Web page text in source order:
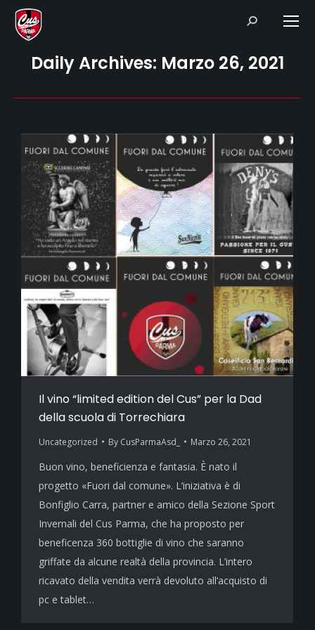
Search:
Daily Archives: Marzo 26, 2021
Il vino “limited edition del Cus” per la Dad
della scuola di Torrechiara
Uncategorized By CusParmaAsd_ Marzo 26, 2021
Buon vino, beneficienza e fantasia. È nato il
progetto «Fuori dal comune». L’iniziativa è di
Bonfiglio Carra, partner e amico della Sezione Sport
Invernali del Cus Parma, che ha proposto per
beneficenza 360 bottiglie di vino che saranno
griffate da alcune realtà della provincia. L’intero
ricavato della vendita verrà devoluto all’acquisto di
pc e tablet…